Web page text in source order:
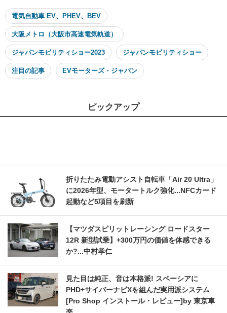
電気自動車 EV、PHEV、BEV
大阪メトロ（大阪市高速電気軌道）
ジャパンモビリティショー2023 ジャパンモビリティショー
注目の記事 EVモーターズ・ジャパン
ピックアップ
折りたたみ電動アシスト自転車「Air 20 Ultra」
に2026年型、モータートルク強化...NFCカード
起動など5項目を刷新
【マツダスピリットレーシング ロードスター
12R 新型試乗】+300万円の価値を体感できる
か?...中村孝仁
見た目は純正、音は本格派! スペーシアに
PHD+サイバーナビXを組んだ実用派システム
[Pro Shop インストール・レビュー]by 東京車